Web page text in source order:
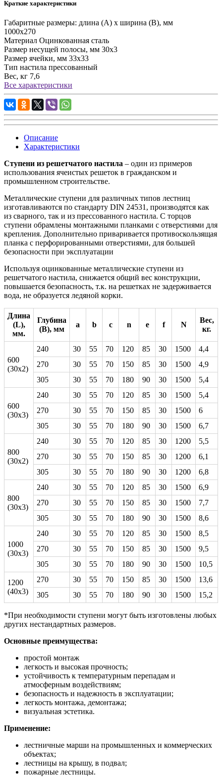
Краткие характеристики
Габаритные размеры: длина (А) х ширина (В), мм
1000х270
Материал Оцинкованная сталь
Размер несущей полосы, мм 30х3
Размер ячейки, мм 33х33
Тип настила прессованный
Вес, кг 7,6
Все характеристики
Описание
Характеристики
Ступени из решетчатого настила – один из примеров
использования ячеистых решеток в гражданском и
промышленном строительстве.
Металлические ступени для различных типов лестниц
изготавливаются по стандарту DIN 24531, производятся как
из сварного, так и из прессованного настила. С торцов
ступени обрамлены монтажными планками с отверстиями для
крепления. Дополнительно приваривается противоскользящая
планка с перфорированными отверстиями, для большей
безопасности при эксплуатации
Используя оцинкованные металлические ступени из
решетчатого настила, снижается общий вес конструкции,
повышается безопасность, т.к. на решетках не задерживается
вода, не образуется ледяной корки.
Длина
(L),
мм.
Глубина
(В), мм
a b c n e f N
Вес,
кг.
600
(30х2)
240 30 55 70 120 85 30 1500
4,4
270
30 55 70 150 85 30 1500
4,9
305
30 55 70 180 90 30 1500 5,4
600
(30х3)
240 30 55 70 120 85 30 1500
5,4
270
30 55 70 150 85 30 1500
6
305
30 55 70 180 90 30 1500 6,7
800
(30х2)
240 30 55 70 120 85 30 1200
5,5
270
30 55 70 150 85 30 1200
6,1
305
30 55 70 180 90 30 1200 6,8
800
(30х3)
240 30 55 70 120 85 30 1500
6,9
270
30 55 70 150 85 30 1500
7,7
305
30 55 70 180 90 30 1500 8,6
1000
(30х3)
240 30 55 70 120 85 30 1500
8,5
270
30 55 70 150 85 30 1500
9,5
305
30 55 70 180 90 30 1500 10,5
1200
(40х3)
270 30 55 70 150 85 30 1500
13,6
305
30 55 70 180 90 30 1500 15,2
*При необходимости ступени могут быть изготовлены любых
других нестандартных размеров.
Основные преимущества:
простой монтаж
легкость и высокая прочность;
устойчивость к температурным перепадам и
атмосферным воздействиям;
безопасность и надежность в эксплуатации;
легкость монтажа, демонтажа;
визуальная эстетика.
Применение:
лестничные марши на промышленных и коммерческих
объектах;
лестницы на крышу, в подвал;
пожарные лестницы.